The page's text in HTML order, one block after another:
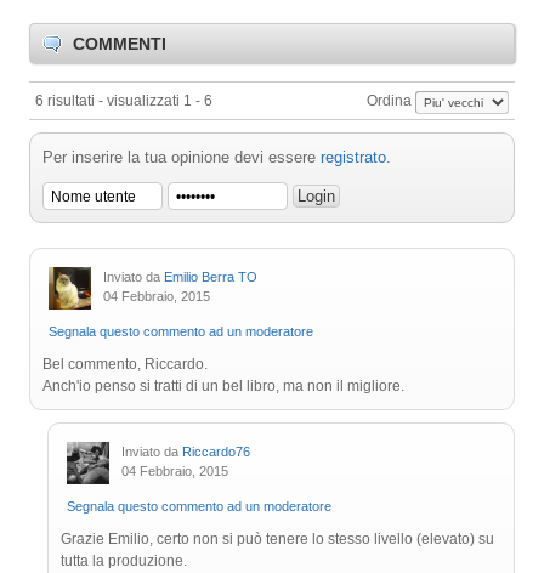
COMMENTI
6 risultati - visualizzati 1 - 6 Ordina
Per inserire la tua opinione devi essere registrato.
Inviato da Emilio Berra TO
04 Febbraio, 2015
Segnala questo commento ad un moderatore
Bel commento, Riccardo.
Anch'io penso si tratti di un bel libro, ma non il migliore.
Inviato da Riccardo76
04 Febbraio, 2015
Segnala questo commento ad un moderatore
Grazie Emilio, certo non si può tenere lo stesso livello (elevato) su
tutta la produzione.